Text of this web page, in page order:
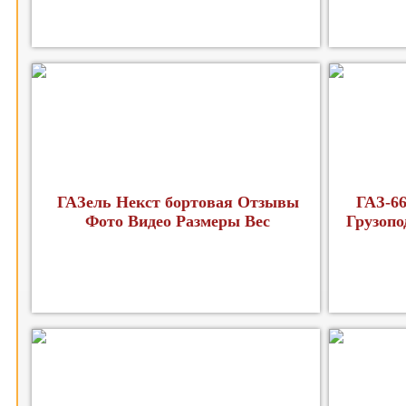
ГАЗель Некст бортовая Отзывы
Фото Видео Размеры Вес
ГАЗ-